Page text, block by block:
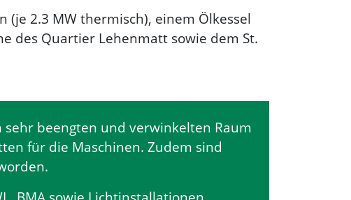
2.3 MW thermisch), einem Ölkessel
des Quartier Lehenmatt sowie dem St.
beengten und verwinkelten Raum
für die Maschinen. Zudem sind